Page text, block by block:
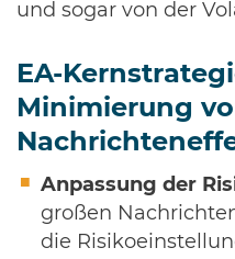
und sogar von der
EA-
Minimierung
Anpassung der
großen
die